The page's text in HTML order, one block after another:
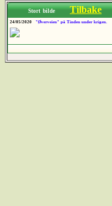
Stort bilde Tilbake
24/05/2020 "Øverveien" på Tinden under krigen.